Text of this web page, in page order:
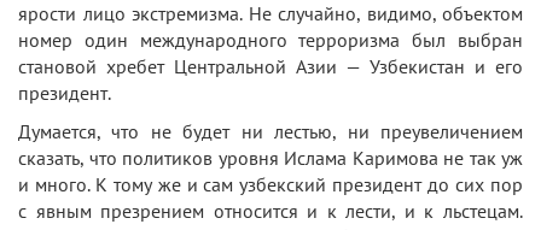
ярости лицо экстремизма. Не случайно, видимо, объектом
номер один международного терроризма был выбран
становой хребет Центральной Азии — Узбекистан и его
президент.
Думается, что не будет ни лестью, ни преувеличением
сказать, что политиков уровня Ислама Каримова не так уж
и много. К тому же и сам узбекский президент до сих пор
с явным презрением относится и к лести, и к льстецам.